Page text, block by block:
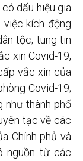
dấu hiệu gia
kích động
tộc; tung tin
xin Covid-19,
vắc xin của
Covid-19;
như thành phố
tạc về các
Chính phủ và
nguồn từ các